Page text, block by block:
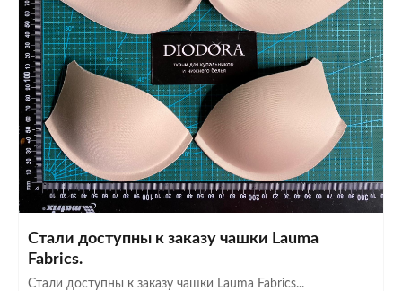
Стали доступны к заказу чашки Lauma
Fabrics.
Стали доступны к заказу чашки Lauma Fabrics...